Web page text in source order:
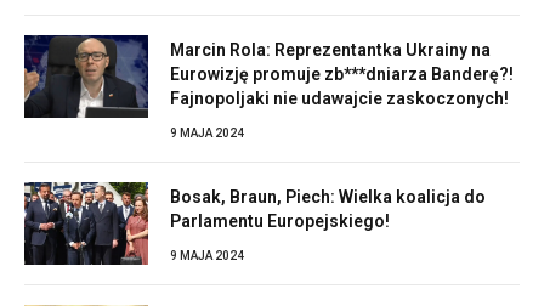
Marcin Rola: Reprezentantka Ukrainy na
Eurowizję promuje zb***dniarza Banderę?!
Fajnopoljaki nie udawajcie zaskoczonych!
9 MAJA 2024
Bosak, Braun, Piech: Wielka koalicja do
Parlamentu Europejskiego!
9 MAJA 2024